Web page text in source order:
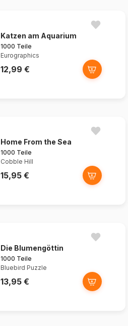
Katzen am Aquarium
1000 Teile
Eurographics
12,99 €
Home From the Sea
1000 Teile
Cobble Hill
15,95 €
Die Blumengöttin
1000 Teile
Bluebird Puzzle
13,95 €